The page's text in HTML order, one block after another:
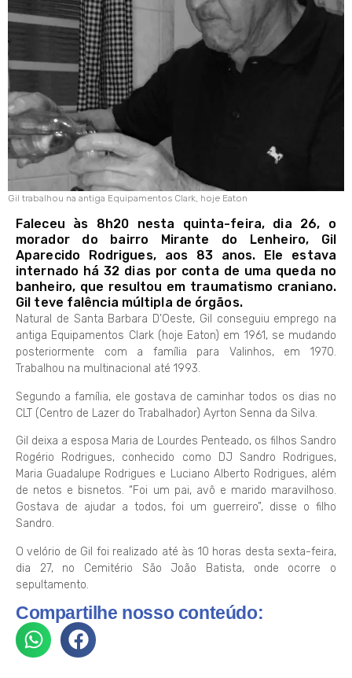
Gil trabalhou na antiga Equipamentos Clark, hoje Eaton
Faleceu às 8h20 nesta quinta-feira, dia 26, o
morador do bairro Mirante do Lenheiro, Gil
Aparecido Rodrigues, aos 83 anos. Ele estava
internado há 32 dias por conta de uma queda no
banheiro, que resultou em traumatismo craniano.
Gil teve falência múltipla de órgãos.
Natural de Santa Barbara D’Oeste, Gil conseguiu emprego na
antiga Equipamentos Clark (hoje Eaton) em 1961, se mudando
posteriormente com a família para Valinhos, em 1970.
Trabalhou na multinacional até 1993.
Segundo a família, ele gostava de caminhar todos os dias no
CLT (Centro de Lazer do Trabalhador) Ayrton Senna da Silva.
Gil deixa a esposa Maria de Lourdes Penteado, os filhos Sandro
Rogério Rodrigues, conhecido como DJ Sandro Rodrigues,
Maria Guadalupe Rodrigues e Luciano Alberto Rodrigues, além
de netos e bisnetos. “Foi um pai, avô e marido maravilhoso.
Gostava de ajudar a todos, foi um guerreiro”, disse o filho
Sandro.
O velório de Gil foi realizado até às 10 horas desta sexta-feira,
dia 27, no Cemitério São João Batista, onde ocorre o
sepultamento.
Compartilhe nosso conteúdo: